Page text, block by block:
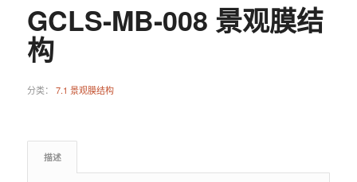
GCLS-MB-008 景观膜结
构
分类： 7.1 景观膜结构
描述